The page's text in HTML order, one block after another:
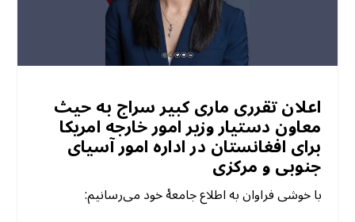
اعلان تقرری ماری کبیر سراج بهحیث
معاون دستیار وزیر امور خارجه امریکا
برای افغانستان در اداره امور آسیای
جنوبی و مرکزی
با خوشی فراوان به اطلاع جامعهٔ خود می‌رسانیم: